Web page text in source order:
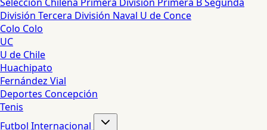
División Tercera División Naval U de Conce
Colo Colo
UC
U de Chile
Huachipato
Fernández Vial
Deportes Concepción
Tenis
Futbol Internacional